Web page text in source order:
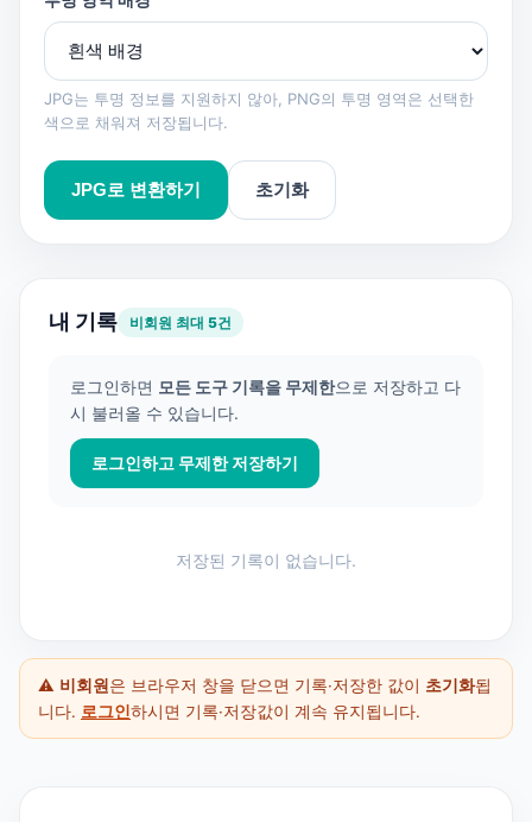
JPG는 투명 정보를 지원하지 않아, PNG의 투명 영역은 선택한
색으로 채워져 저장됩니다.
JPG로 변환하기 초기화
내 기록 비회원 최대 5건
로그인하면 모든 도구 기록을 무제한으로 저장하고 다
시 불러올 수 있습니다.
로그인하고 무제한 저장하기
저장된 기록이 없습니다.
⚠️ 비회원 은 브라우저 창을 닫으면 기록·저장한 값이 초기화됩
니다. 로그인 하시면 기록·저장값이 계속 유지됩니다.